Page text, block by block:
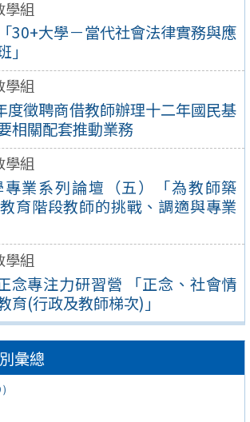
學組
30+大學－當代社會法律實務與應
學組
度徵聘商借教師辦理十二年國民基
相關配套推動業務
學組
業系列論壇（五）「為教師築
育階段教師的挑戰、調適與專業
學組
念專注力研習營 「正念、社會情
育(行政及教師梯次)」
彙總
)